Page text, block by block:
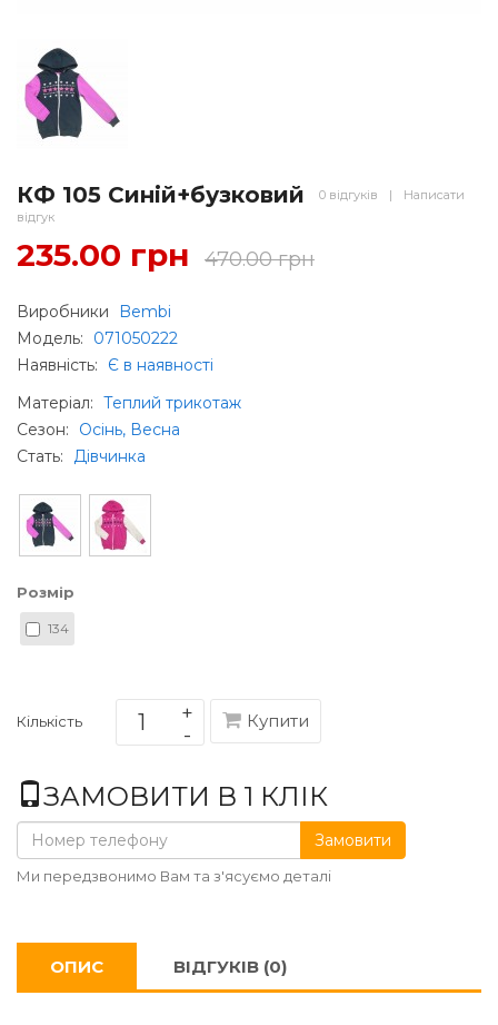
КФ 105 Синій+бузковий 0 відгуків |
Написати
відгук
235.00 грн 470.00 грн
Виробники
Bembi
Модель:
071050222
Наявність:
Є в наявності
Матеріал: Теплий трикотаж
Сезон:
Осінь, Весна
Стать: Дівчинка
Розмір
134
Кількість Купити
ЗАМОВИТИ В 1 КЛІК
Замовити
Ми передзвонимо Вам та з'ясуємо деталі
ОПИС ВІДГУКІВ (0)